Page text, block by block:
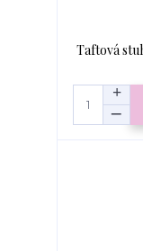
Taftová